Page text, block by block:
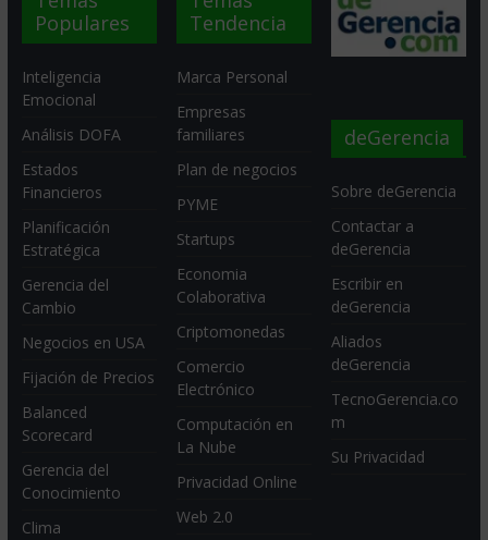
Populares
Inteligencia
Emocional
Análisis DOFA
Estados
Financieros
Planificación
Estratégica
Gerencia del
Cambio
Negocios en USA
Fijación de Precios
Balanced
Scorecard
Gerencia del
Conocimiento
Clima
Tendencia
Marca Personal
Empresas
familiares
Plan de negocios
PYME
Startups
Economia
Colaborativa
Criptomonedas
Comercio
Electrónico
Computación en
La Nube
Privacidad Online
Web 2.0
deGerencia
Sobre deGerencia
Contactar a
deGerencia
Escribir en
deGerencia
Aliados
deGerencia
TecnoGerencia.co
m
Su Privacidad